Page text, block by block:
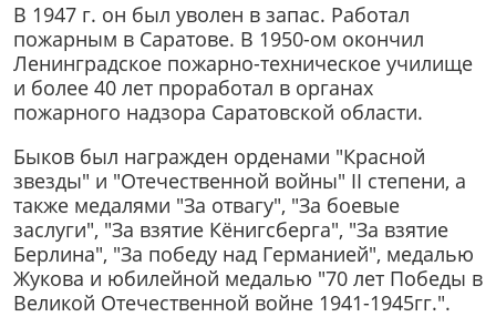
В 1947 г. он был уволен в запас. Работал
пожарным в Саратове. В 1950-ом окончил
Ленинградское пожарно-техническое училище
и более 40 лет проработал в органах
пожарного надзора Саратовской области.
Быков был награжден орденами "Красной
звезды" и "Отечественной войны" II степени, а
также медалями "За отвагу", "За боевые
заслуги", "За взятие Кёнигсберга", "За взятие
Берлина", "За победу над Германией", медалью
Жукова и юбилейной медалью "70 лет Победы в
Великой Отечественной войне 1941-1945гг.".